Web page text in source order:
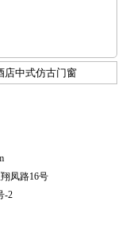
店中式仿古门窗
凤路16号
-2